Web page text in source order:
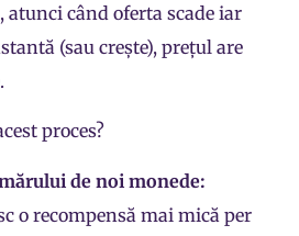
atunci când oferta scade iar
(sau crește), prețul are
proces?
de noi monede:
o recompensă mai mică per